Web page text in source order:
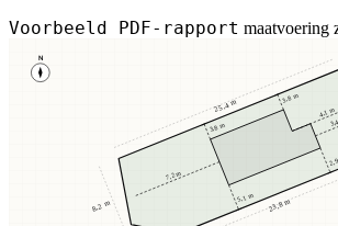
Voorbeeld PDF-rapport maatvoering
N
3,8 m
3,8 m
5,1 m
7,2 m
4,1 m
25,4 m
23,8 m
8,2 m